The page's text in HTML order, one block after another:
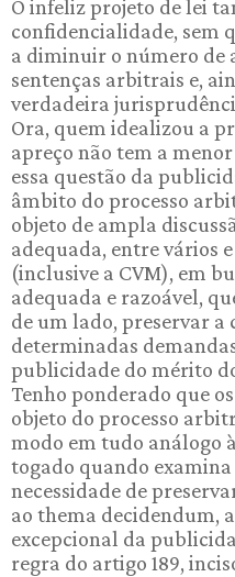
O infeliz projeto de lei
confidencialidade, sem
a diminuir o número de
sentenças arbitrais e,
verdadeira
Ora, quem idealizou a
apreço não tem a
essa questão da
âmbito do processo
objeto de ampla
adequada, entre vários
(inclusive a CVM), em
adequada e razoável,
de um lado, preservar
determinadas
publicidade do mérito
Tenho ponderado que
objeto do processo
modo em tudo análogo
togado quando
necessidade de
ao thema decidendum,
excepcional da
regra do artigo 189,